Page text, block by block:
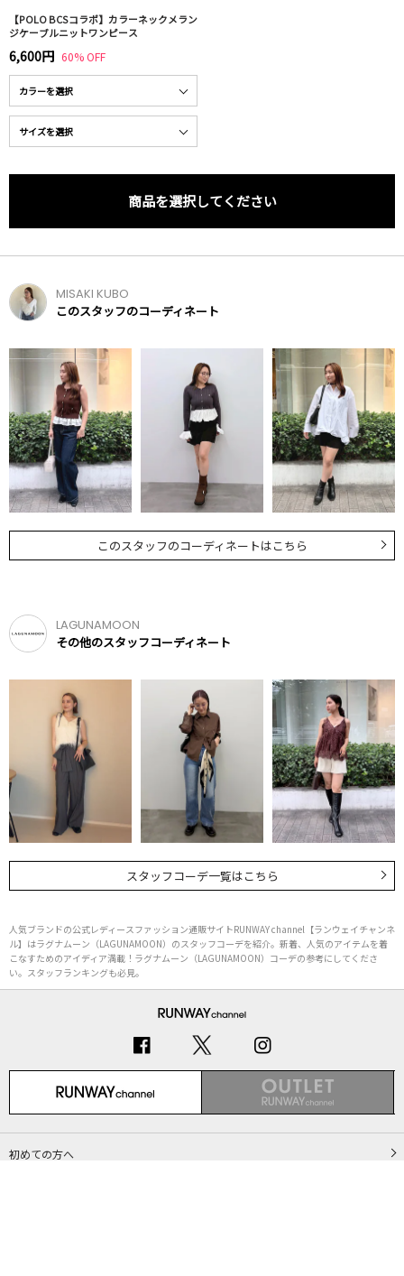
【POLO BCSコラボ】カラーネックメラン
ジケーブルニットワンピース
6,600円 60% OFF
商品を選択してください
MISAKI KUBO
このスタッフのコーディネート
このスタッフのコーディネートはこちら
LAGUNAMOON
その他のスタッフコーディネート
スタッフコーデ一覧はこちら
人気ブランドの公式レディースファッション通販サイトRUNWAY channel【ランウェイチャンネ
ル】はラグナムーン（LAGUNAMOON）のスタッフコーデを紹介。新着、人気のアイテムを着
こなすためのアイディア満載！ラグナムーン（LAGUNAMOON）コーデの参考にしてくださ
い。スタッフランキングも必見。
初めての方へ